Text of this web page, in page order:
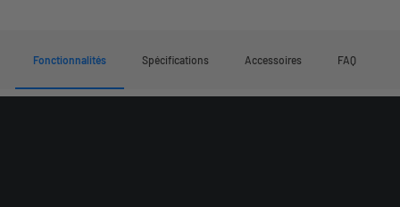
Fonctionnalités Spécifications Accessoires FAQ